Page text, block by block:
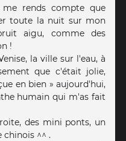
rends compte que
toute la nuit sur mon
aigu, comme des
!
la ville sur l'eau, à
que c'était jolie,
en bien » aujourd'hui,
humain qui m'as fait
des mini ponts, un
chinois ^^ .